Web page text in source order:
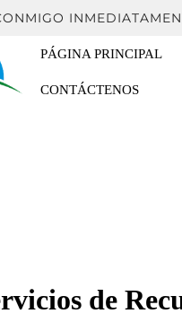
PÁGINA PRINCIPAL
CONTÁCTENOS
de